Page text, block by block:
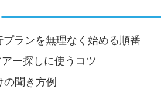
プランを無理なく始める順番
ー探しに使うコツ
の聞き方例